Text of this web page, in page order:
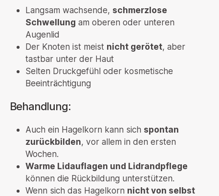
Langsam wachsende, schmerzlose
Schwellung am oberen oder unteren
Augenlid
Der Knoten ist meist nicht gerötet, aber
tastbar unter der Haut
Selten Druckgefühl oder kosmetische
Beeinträchtigung
Behandlung:
Auch ein Hagelkorn kann sich spontan
zurückbilden, vor allem in den ersten
Wochen.
Warme Lidauflagen und Lidrandpflege
können die Rückbildung unterstützen.
Wenn sich das Hagelkorn nicht von selbst